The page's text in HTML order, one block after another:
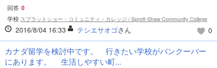
回答 0
学校 スプラットショー・コミュニティ・カレッジ / Sprott-Shaw Community College
2016/8/04 16:33 テシエサオゴさん 0
カナダ留学を検討中です。 行きたい学校がバンクーバー
にあります。 生活しやすい町...